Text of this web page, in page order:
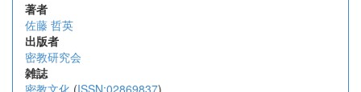
著者
佐藤 哲英
出版者
密教研究会
雑誌
密教文化 (ISSN:02869837)